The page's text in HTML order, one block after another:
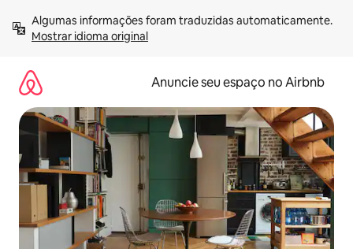
para
Mostrar idioma original
Anuncie seu espaço no Airbnb